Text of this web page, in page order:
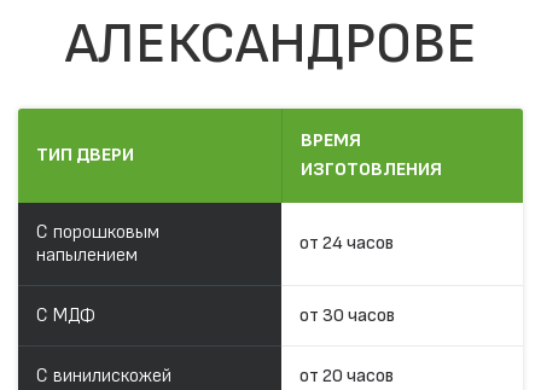
АЛЕКСАНДРОВЕ
ТИП ДВЕРИ
ВРЕМЯ
ИЗГОТОВЛЕНИЯ
С порошковым
напылением
от 24 часов
С МДФ от 30 часов
С винилискожей от 20 часов